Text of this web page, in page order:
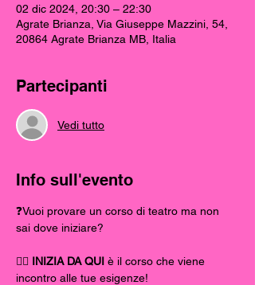
02 dic 2024, 20:30 – 22:30
Agrate Brianza, Via Giuseppe Mazzini, 54,
20864 Agrate Brianza MB, Italia
Partecipanti
Vedi tutto
Info sull'evento
❓Vuoi provare un corso di teatro ma non
sai dove iniziare?
👉🏻 INIZIA DA QUI è il corso che viene
incontro alle tue esigenze!